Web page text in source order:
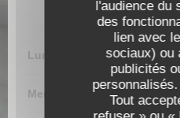
l'audience du
des
lien avec
sociaux) ou
publicités
Tout
Lun
Mercredi Restaurant